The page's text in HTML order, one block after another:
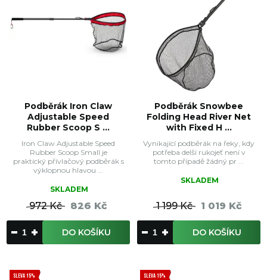
Podběrák Iron Claw
Adjustable Speed
Rubber Scoop S ...
Iron Claw Adjustable Speed
Rubber Scoop Small je
praktický přívlačový podběrák s
výklopnou hlavou ...
SKLADEM
972 Kč 826 Kč
DO KOŠÍKU
Podběrák Snowbee
Folding Head River Net
with Fixed H ...
Vynikající podběrák na řeky, kdy
potřeba delší rukojeť není v
tomto případě žádný pr ...
SKLADEM
1 199 Kč 1 019 Kč
DO KOŠÍKU
SLEVA 15% SLEVA 15%